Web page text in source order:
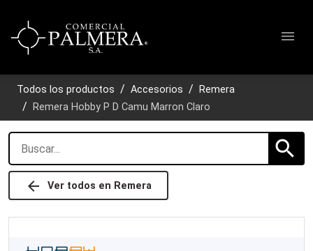
menu
Todos los productos Accesorios
Remera
Remera Hobby P D Camu Marron Claro
arrow_back Ver todos en Remera
search